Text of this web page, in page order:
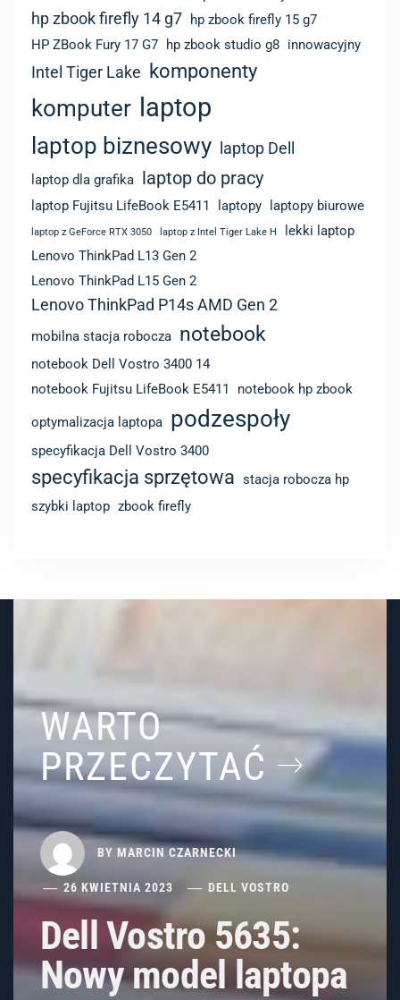
hp zbook firefly 14 g7
hp zbook firefly 15 g7
HP ZBook Fury 17 G7
hp zbook studio g8 innowacyjny
Intel Tiger Lake komponenty
komputer laptop
laptop biznesowy laptop Dell
laptop dla grafika laptop do pracy
laptop Fujitsu LifeBook E5411 laptopy laptopy biurowe
laptop z GeForce RTX 3050 laptop z Intel Tiger Lake H
lekki laptop
Lenovo ThinkPad L13 Gen 2
Lenovo ThinkPad L15 Gen 2
Lenovo ThinkPad P14s AMD Gen 2
mobilna stacja robocza notebook
notebook Dell Vostro 3400 14
notebook Fujitsu LifeBook E5411
notebook hp zbook
optymalizacja laptopa podzespoły
specyfikacja Dell Vostro 3400
specyfikacja sprzętowa stacja robocza hp
szybki laptop zbook firefly
WARTO
PRZECZYTAĆ
BY MARCIN CZARNECKI
26 KWIETNIA 2023 DELL VOSTRO
Dell Vostro 5635:
Nowy model laptopa